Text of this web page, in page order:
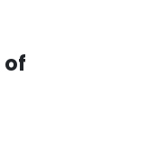
of